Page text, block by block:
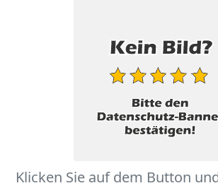
Klicken Sie auf dem Button